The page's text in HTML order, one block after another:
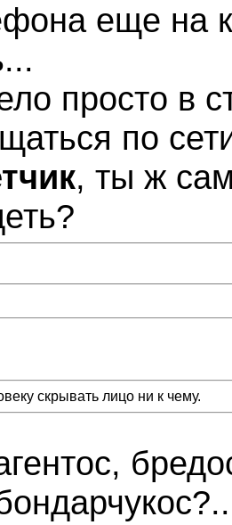
еще на
просто в
по
, ты ж
скрывать лицо ни к чему.